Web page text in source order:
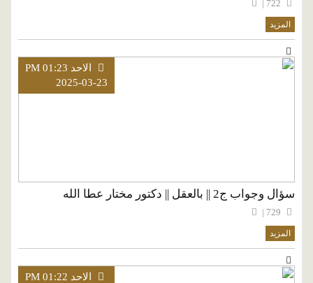
المزيد
الاحد PM 01:23
2025-03-23
سؤال وجواب ج2 || بالعقل || دكتور مختار عطا الله
المزيد
الاحد PM 01:22